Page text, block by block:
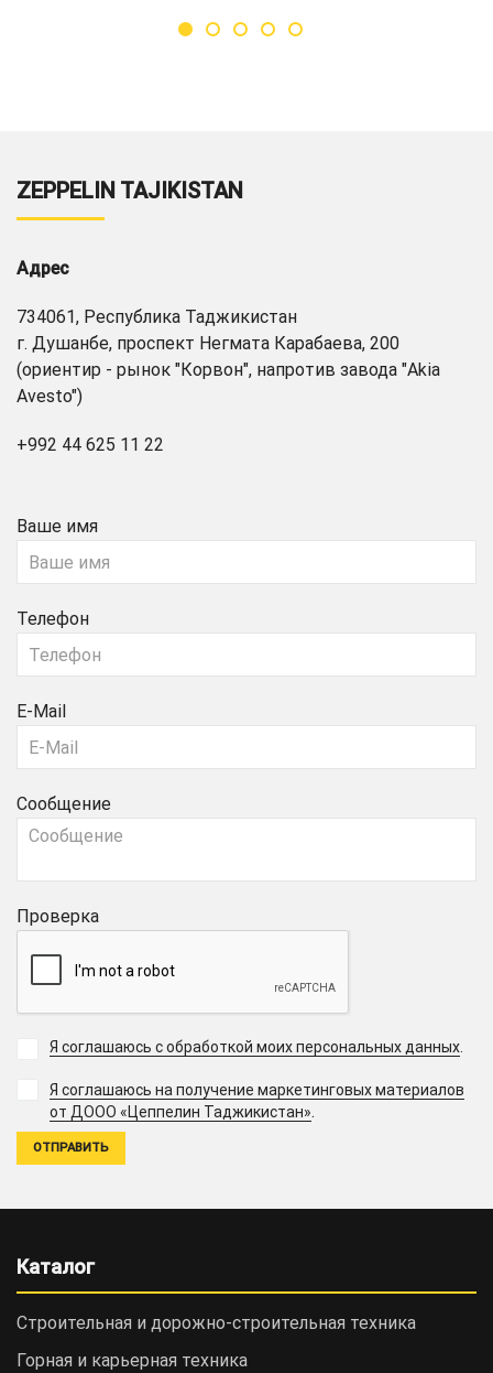
ZEPPELIN TAJIKISTAN
Адрес
734061, Республика Таджикистан
г. Душанбе, проспект Негмата Карабаева, 200
(ориентир - рынок "Корвон", напротив завода "Akia
Avesto")
+992 44 625 11 22
Ваше имя
Телефон
E-Mail
Сообщение
Проверка
Я соглашаюсь с обработкой моих персональных данных
Я соглашаюсь на получение маркетинговых материалов
от ДООО «Цеппелин Таджикистан».
Каталог
Строительная и дорожно-cтроительная техника
Горная и карьерная техника